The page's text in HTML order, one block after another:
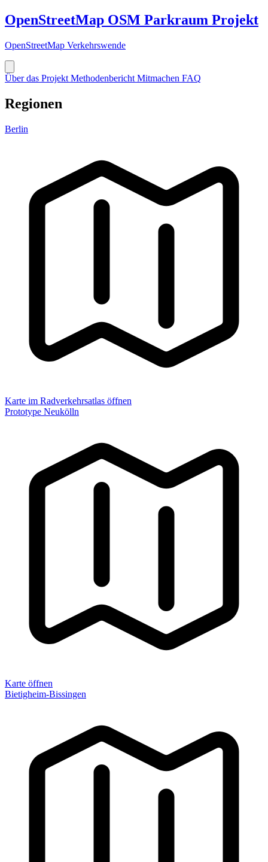
OpenStreetMap OSM Parkraum Projekt
OpenStreetMap Verkehrswende
Über das Projekt Methodenbericht Mitmachen FAQ
Regionen
Berlin
Karte im Radverkehrsatlas öffnen
Prototype Neukölln
Karte öffnen
Bietigheim-Bissingen